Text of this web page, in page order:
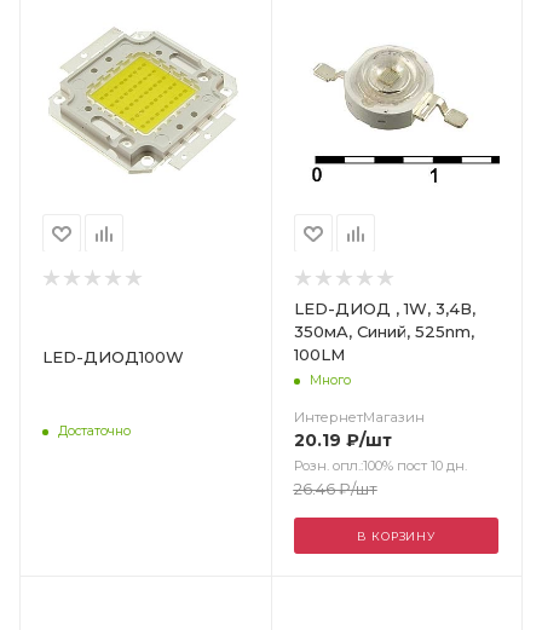
LED-ДИОД100W
Достаточно
LED-ДИОД , 1W, 3,4В,
350мA, Синий, 525nm,
100LM
Много
ИнтернетМагазин
20.19 ₽/шт
Розн. опл.:100% пост 10 дн.
26.46₽/шт
В КОРЗИНУ